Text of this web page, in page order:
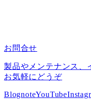
お問合せ
製品やメンテナンス、
お気軽にどうぞ
BlognoteYouTube